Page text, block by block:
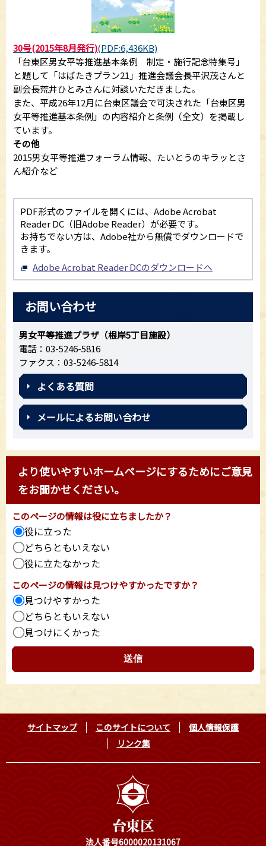
30号(2015年8月発行)(PDF:6,436KB)
「台東区男女平等推進基本条例 制定・施行記念特集号」
と題して「はばたきプラン21」推進会議会長平沢茂さんと
副会長荒井ひとみさんに対談いただきました。
また、平成26年12月に台東区議会で可決された「台東区男
女平等推進基本条例」の内容紹介と条例（全文）を掲載し
ています。
その他
2015男女平等推進フォーラム情報、たいとうのキラッとさ
ん紹介など
PDF形式のファイルを開くには、Adobe Acrobat
Reader DC（旧Adobe Reader）が必要です。
お持ちでない方は、Adobe社から無償でダウンロードで
きます。
Adobe Acrobat Reader DCのダウンロードへ
お問い合わせ
男女平等推進プラザ（根岸5丁目施設）
電話：03-5246-5816
ファクス：03-5246-5814
よくある質問
メールによるお問い合わせ
より使いやすいホームページにするためにご意見
をお聞かせください。
このページの情報は役に立ちましたか？
役に立った
どちらともいえない
役に立たなかった
このページの情報は見つけやすかったですか？
見つけやすかった
どちらともいえない
見つけにくかった
サイトマップ このサイトについて
個人情報保護
リンク集
法人番号6000020131067